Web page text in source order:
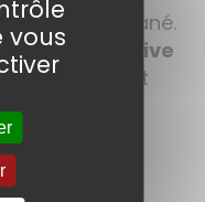
cutané.
excessive
symptômes et
?
vous